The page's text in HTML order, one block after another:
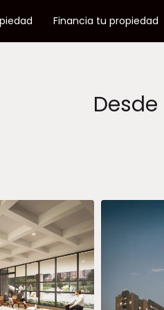
Financia tu propiedad
Desde